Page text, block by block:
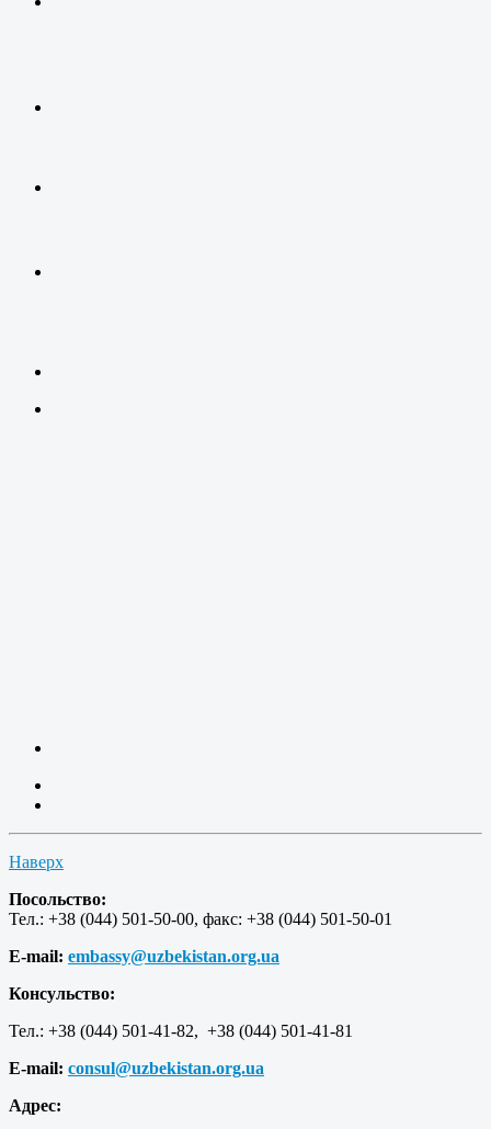
Наверх
Посольство:
Тел.: +38 (044) 501-50-00, факс: +38 (044) 501-50-01
E-mail: embassy@uzbekistan.org.ua
Консульство:
Тел.: +38 (044) 501-41-82, +38 (044) 501-41-81
E-mail: consul@uzbekistan.org.ua
Адрес: